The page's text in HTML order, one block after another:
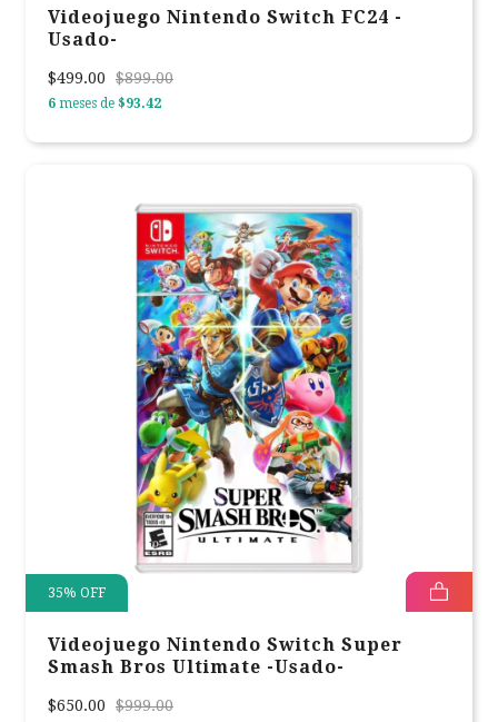
Videojuego Nintendo Switch FC24 -
Usado-
$499.00 $899.00
6 meses de $93.42
35% OFF
Videojuego Nintendo Switch Super
Smash Bros Ultimate -Usado-
$650.00 $999.00